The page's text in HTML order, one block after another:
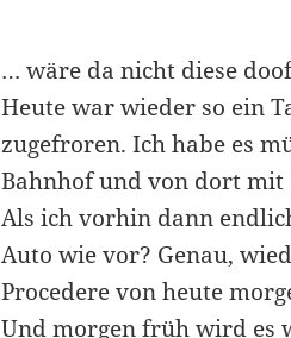
… wäre da nicht diese
Heute war wieder so ein
zugefroren. Ich habe es
Bahnhof und von dort mit
Als ich vorhin dann
Auto wie vor? Genau,
Procedere von heute
Und morgen früh wird es